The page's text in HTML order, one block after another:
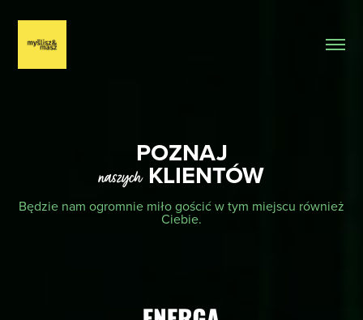
POZNAJ
naszych KLIENTÓW
Będzie nam ogromnie miło gościć w tym miejscu również
Ciebie.